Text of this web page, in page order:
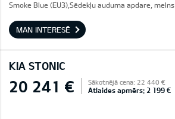
Smoke Blue (EU3),Sēdekļu auduma apdare, melns
MAN INTERESĒ
KIA STONIC
20 241 € Sākotnējā cena: 22 440 €
Atlaides apmērs: 2 199 €